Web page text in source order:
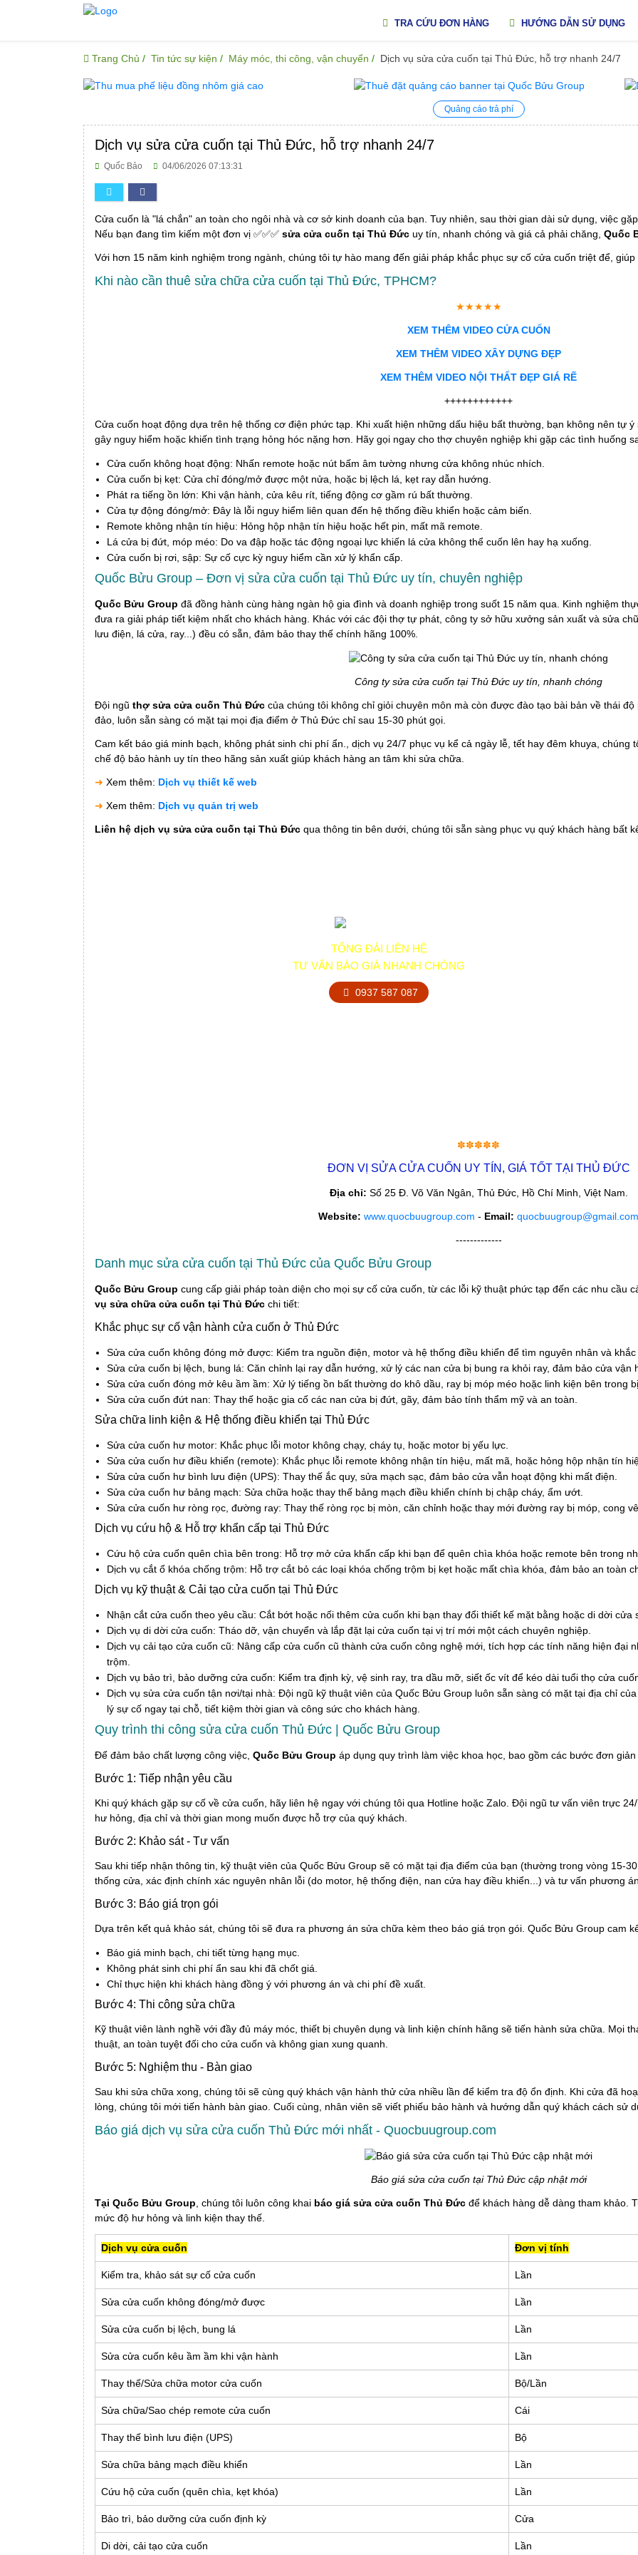
TRA CỨU ĐƠN HÀNG HƯỚNG DẪN SỬ DỤNG
Trang Chủ Tin tức sự kiện Máy móc, thi công, vận chuyển Dịch vụ sửa cửa cuốn tại Thủ Đức, hỗ trợ nhanh 24/7
Quảng cáo trả phí
Dịch vụ sửa cửa cuốn tại Thủ Đức, hỗ trợ nhanh 24/7
Quốc Bảo 04/06/2026 07:13:31
Cửa cuốn là "lá chắn" an toàn cho ngôi nhà và cơ sở kinh doanh của bạn. Tuy nhiên, sau thời gian dài sử dụng, việc
Nếu bạn đang tìm kiếm một đơn vị ✅✅✅ sửa cửa cuốn tại Thủ Đức uy tín, nhanh chóng và giá cả phải chăng, Quốc
Với hơn 15 năm kinh nghiệm trong ngành, chúng tôi tự hào mang đến giải pháp khắc phục sự cố cửa cuốn triệt để,
Khi nào cần thuê sửa chữa cửa cuốn tại Thủ Đức, TPHCM?
★★★★★
XEM THÊM VIDEO CỬA CUỐN
XEM THÊM VIDEO XÂY DỰNG ĐẸP
XEM THÊM VIDEO NỘI THẤT ĐẸP GIÁ RẼ
++++++++++++
Cửa cuốn hoạt động dựa trên hệ thống cơ điện phức tạp. Khi xuất hiện những dấu hiệu bất thường, bạn không nên tự
gây nguy hiểm hoặc khiến tình trạng hỏng hóc nặng hơn. Hãy gọi ngay cho thợ chuyên nghiệp khi gặp các tình huống
Cửa cuốn không hoạt động: Nhấn remote hoặc nút bấm âm tường nhưng cửa không nhúc nhích.
Cửa cuốn bị kẹt: Cửa chỉ đóng/mở được một nửa, hoặc bị lệch lá, kẹt ray dẫn hướng.
Phát ra tiếng ồn lớn: Khi vận hành, cửa kêu rít, tiếng động cơ gầm rú bất thường.
Cửa tự động đóng/mở: Đây là lỗi nguy hiểm liên quan đến hệ thống điều khiển hoặc cảm biến.
Remote không nhận tín hiệu: Hỏng hộp nhận tín hiệu hoặc hết pin, mất mã remote.
Lá cửa bị đứt, móp méo: Do va đập hoặc tác động ngoại lực khiến lá cửa không thể cuốn lên hay hạ xuống.
Cửa cuốn bị rơi, sập: Sự cố cực kỳ nguy hiểm cần xử lý khẩn cấp.
Quốc Bửu Group – Đơn vị sửa cửa cuốn tại Thủ Đức uy tín, chuyên nghiệp
Quốc Bửu Group đã đồng hành cùng hàng ngàn hộ gia đình và doanh nghiệp trong suốt 15 năm qua. Kinh nghiệm
đưa ra giải pháp tiết kiệm nhất cho khách hàng. Khác với các đội thợ tự phát, công ty sở hữu xưởng sản xuất và sửa
lưu điện, lá cửa, ray...) đều có sẵn, đảm bảo thay thế chính hãng 100%.
Công ty sửa cửa cuốn tại Thủ Đức uy tín, nhanh chóng
Đội ngũ thợ sửa cửa cuốn Thủ Đức của chúng tôi không chỉ giỏi chuyên môn mà còn được đào tạo bài bản về thái
đảo, luôn sẵn sàng có mặt tại mọi địa điểm ở Thủ Đức chỉ sau 15-30 phút gọi.
Cam kết báo giá minh bạch, không phát sinh chi phí ẩn., dịch vụ 24/7 phục vụ kể cả ngày lễ, tết hay đêm khuya,
chế độ bảo hành uy tín theo hãng sản xuất giúp khách hàng an tâm khi sửa chữa.
➜ Xem thêm: Dịch vụ thiết kế web
➜ Xem thêm: Dịch vụ quản trị web
Liên hệ dịch vụ sửa cửa cuốn tại Thủ Đức qua thông tin bên dưới, chúng tôi sẵn sàng phục vụ quý khách hàng bất
TỔNG ĐÀI LIÊN HỆ
TƯ VẤN BÁO GIÁ NHANH CHÓNG
0937 587 087
✽✽✽✽✽
ĐƠN VỊ SỬA CỬA CUỐN UY TÍN, GIÁ TỐT TẠI THỦ ĐỨC
Địa chỉ: Số 25 Đ. Võ Văn Ngân, Thủ Đức, Hồ Chí Minh, Việt Nam.
Website: www.quocbuugroup.com - Email: quocbuugroup@gmail.com
-------------
Danh mục sửa cửa cuốn tại Thủ Đức của Quốc Bửu Group
Quốc Bửu Group cung cấp giải pháp toàn diện cho mọi sự cố cửa cuốn, từ các lỗi kỹ thuật phức tạp đến các nhu cầu
vụ sửa chữa cửa cuốn tại Thủ Đức chi tiết:
Khắc phục sự cố vận hành cửa cuốn ở Thủ Đức
Sửa cửa cuốn không đóng mở được: Kiểm tra nguồn điện, motor và hệ thống điều khiển để tìm nguyên nhân và
Sửa cửa cuốn bị lệch, bung lá: Căn chỉnh lại ray dẫn hướng, xử lý các nan cửa bị bung ra khỏi ray, đảm bảo cửa vận
Sửa cửa cuốn đóng mở kêu ầm ầm: Xử lý tiếng ồn bất thường do khô dầu, ray bị móp méo hoặc linh kiện bên trong
Sửa cửa cuốn đứt nan: Thay thế hoặc gia cố các nan cửa bị đứt, gãy, đảm bảo tính thẩm mỹ và an toàn.
Sửa chữa linh kiện & Hệ thống điều khiển tại Thủ Đức
Sửa cửa cuốn hư motor: Khắc phục lỗi motor không chạy, cháy tụ, hoặc motor bị yếu lực.
Sửa cửa cuốn hư điều khiển (remote): Khắc phục lỗi remote không nhận tín hiệu, mất mã, hoặc hỏng hộp nhận tín
Sửa cửa cuốn hư bình lưu điện (UPS): Thay thế ắc quy, sửa mạch sạc, đảm bảo cửa vẫn hoạt động khi mất điện.
Sửa cửa cuốn hư bảng mạch: Sửa chữa hoặc thay thế bảng mạch điều khiển chính bị chập cháy, ẩm ướt.
Sửa cửa cuốn hư ròng rọc, đường ray: Thay thế ròng rọc bị mòn, căn chỉnh hoặc thay mới đường ray bị móp, cong
Dịch vụ cứu hộ & Hỗ trợ khẩn cấp tại Thủ Đức
Cứu hộ cửa cuốn quên chìa bên trong: Hỗ trợ mở cửa khẩn cấp khi bạn để quên chìa khóa hoặc remote bên trong
Dịch vụ cắt ổ khóa chống trộm: Hỗ trợ cắt bỏ các loại khóa chống trộm bị kẹt hoặc mất chìa khóa, đảm bảo an toàn
Dịch vụ kỹ thuật & Cải tạo cửa cuốn tại Thủ Đức
Nhận cắt cửa cuốn theo yêu cầu: Cắt bớt hoặc nối thêm cửa cuốn khi bạn thay đổi thiết kế mặt bằng hoặc di dời cửa
Dịch vụ di dời cửa cuốn: Tháo dỡ, vận chuyển và lắp đặt lại cửa cuốn tại vị trí mới một cách chuyên nghiệp.
Dịch vụ cải tạo cửa cuốn cũ: Nâng cấp cửa cuốn cũ thành cửa cuốn công nghệ mới, tích hợp các tính năng hiện đại
trộm.
Dịch vụ bảo trì, bảo dưỡng cửa cuốn: Kiểm tra định kỳ, vệ sinh ray, tra dầu mỡ, siết ốc vít để kéo dài tuổi thọ cửa
Dịch vụ sửa cửa cuốn tận nơi/tại nhà: Đội ngũ kỹ thuật viên của Quốc Bửu Group luôn sẵn sàng có mặt tại địa chỉ
lý sự cố ngay tại chỗ, tiết kiệm thời gian và công sức cho khách hàng.
Quy trình thi công sửa cửa cuốn Thủ Đức | Quốc Bửu Group
Để đảm bảo chất lượng công việc, Quốc Bửu Group áp dụng quy trình làm việc khoa học, bao gồm các bước đơn
Bước 1: Tiếp nhận yêu cầu
Khi quý khách gặp sự cố về cửa cuốn, hãy liên hệ ngay với chúng tôi qua Hotline hoặc Zalo. Đội ngũ tư vấn viên trực
hư hỏng, địa chỉ và thời gian mong muốn được hỗ trợ của quý khách.
Bước 2: Khảo sát - Tư vấn
Sau khi tiếp nhận thông tin, kỹ thuật viên của Quốc Bửu Group sẽ có mặt tại địa điểm của bạn (thường trong vòng 15-
thống cửa, xác định chính xác nguyên nhân lỗi (do motor, hệ thống điện, nan cửa hay điều khiển...) và tư vấn phương
Bước 3: Báo giá trọn gói
Dựa trên kết quả khảo sát, chúng tôi sẽ đưa ra phương án sửa chữa kèm theo báo giá trọn gói. Quốc Bửu Group cam
Báo giá minh bạch, chi tiết từng hạng mục.
Không phát sinh chi phí ẩn sau khi đã chốt giá.
Chỉ thực hiện khi khách hàng đồng ý với phương án và chi phí đề xuất.
Bước 4: Thi công sửa chữa
Kỹ thuật viên lành nghề với đầy đủ máy móc, thiết bị chuyên dụng và linh kiện chính hãng sẽ tiến hành sửa chữa. Mọi
thuật, an toàn tuyệt đối cho cửa cuốn và không gian xung quanh.
Bước 5: Nghiệm thu - Bàn giao
Sau khi sửa chữa xong, chúng tôi sẽ cùng quý khách vận hành thử cửa nhiều lần để kiểm tra độ ổn định. Khi cửa đã
lòng, chúng tôi mới tiến hành bàn giao. Cuối cùng, nhân viên sẽ viết phiếu bảo hành và hướng dẫn quý khách cách sử
Báo giá dịch vụ sửa cửa cuốn Thủ Đức mới nhất - Quocbuugroup.com
Báo giá sửa cửa cuốn tại Thủ Đức cập nhật mới
Tại Quốc Bửu Group, chúng tôi luôn công khai báo giá sửa cửa cuốn Thủ Đức để khách hàng dễ dàng tham khảo.
mức độ hư hỏng và linh kiện thay thế.
Dịch vụ cửa cuốn Đơn vị tính
Kiểm tra, khảo sát sự cố cửa cuốn Lần
Sửa cửa cuốn không đóng/mở được Lần
Sửa cửa cuốn bị lệch, bung lá Lần
Sửa cửa cuốn kêu ầm ầm khi vận hành Lần
Thay thế/Sửa chữa motor cửa cuốn Bộ/Lần
Sửa chữa/Sao chép remote cửa cuốn Cái
Thay thế bình lưu điện (UPS) Bộ
Sửa chữa bảng mạch điều khiển Lần
Cứu hộ cửa cuốn (quên chìa, kẹt khóa) Lần
Bảo trì, bảo dưỡng cửa cuốn định kỳ Cửa
Di dời, cải tạo cửa cuốn Lần